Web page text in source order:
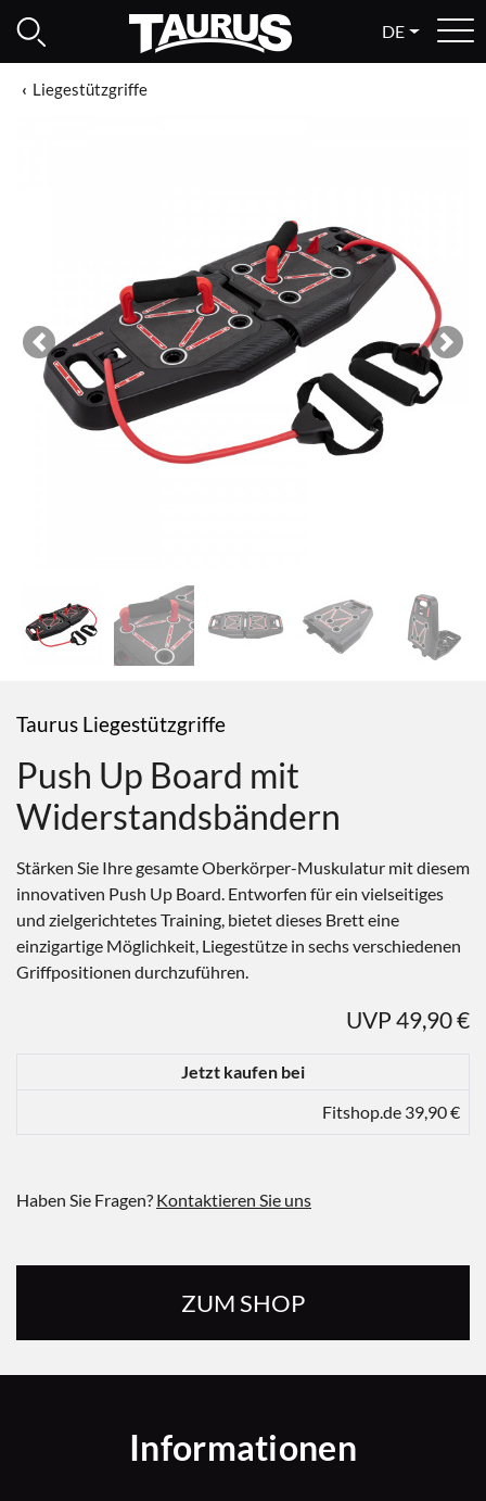
DE
Liegestützgriffe
Previous Next
Taurus Liegestützgriffe
Push Up Board mit
Widerstandsbändern
Stärken Sie Ihre gesamte Oberkörper-Muskulatur mit diesem
innovativen Push Up Board. Entworfen für ein vielseitiges
und zielgerichtetes Training, bietet dieses Brett eine
einzigartige Möglichkeit, Liegestütze in sechs verschiedenen
Griffpositionen durchzuführen.
UVP 49,90 €
Jetzt kaufen bei
Fitshop.de 39,90 €
Haben Sie Fragen? Kontaktieren Sie uns
ZUM SHOP
Informationen